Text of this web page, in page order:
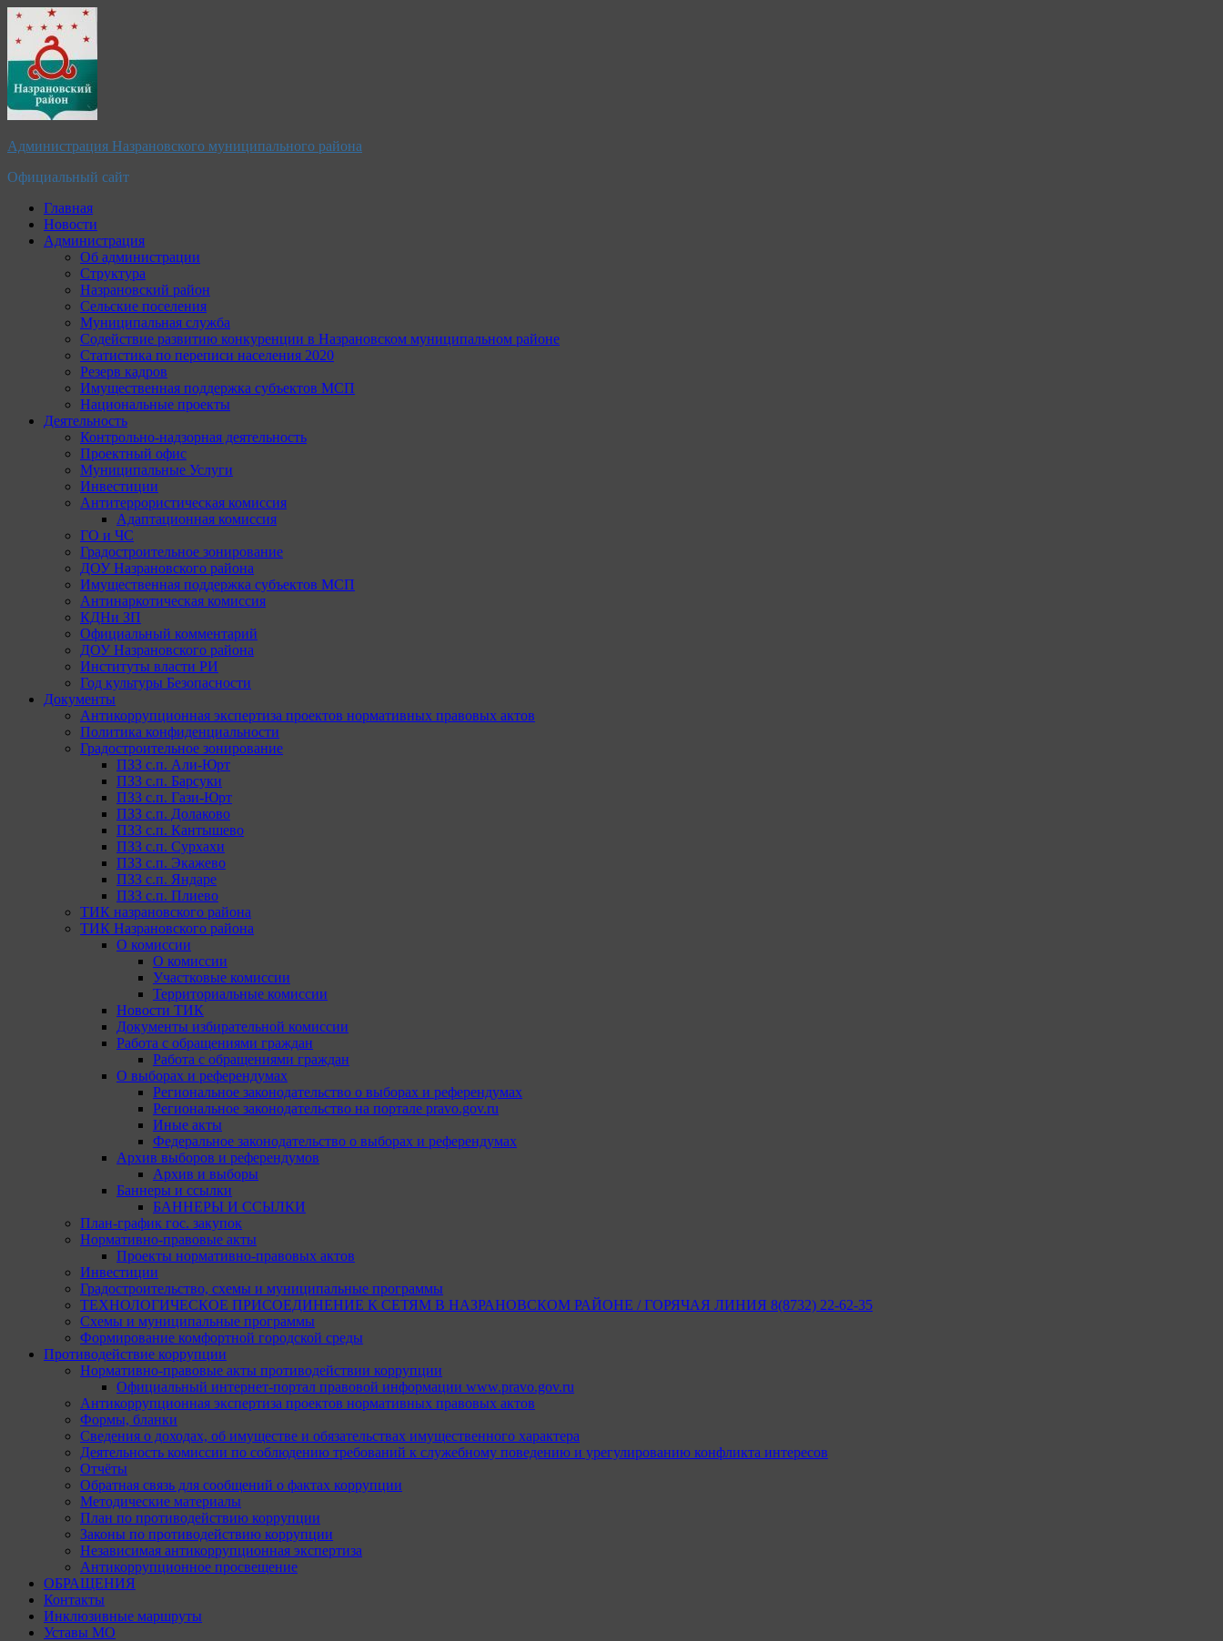
Перейти
содержимому
Администрация Назрановского муниципального района
Официальный сайт
Главная
Новости
Администрация
Об администрации
Структура
Назрановский район
Сельские поселения
Муниципальная служба
Содействие развитию конкуренции в Назрановском муниципальном районе
Статистика по переписи населения 2020
Резерв кадров
Имущественная поддержка субъектов МСП
Национальные проекты
Деятельность
Контрольно-надзорная деятельность
Проектный офис
Муниципальные Услуги
Инвестиции
Антитеррористическая комиссия
Адаптационная комиссия
ГО и ЧС
Градостроительное зонирование
ДОУ Назрановского района
Имущественная поддержка субъектов МСП
Антинаркотическая комиссия
КДНи ЗП
Официальный комментарий
ДОУ Назрановского района
Институты власти РИ
Год культуры Безопасности
Документы
Антикоррупционная экспертиза проектов нормативных правовых актов
Политика конфиденциальности
Градостроительное зонирование
ПЗЗ с.п. Али-Юрт
ПЗЗ с.п. Барсуки
ПЗЗ с.п. Гази-Юрт
ПЗЗ с.п. Долаково
ПЗЗ с.п. Кантышево
ПЗЗ с.п. Сурхахи
ПЗЗ с.п. Экажево
ПЗЗ с.п. Яндаре
ПЗЗ с.п. Плиево
ТИК назрановского района
ТИК Назрановского района
О комиссии
О комиссии
Участковые комиссии
Территориальные комиссии
Новости ТИК
Документы избирательной комиссии
Работа с обращениями граждан
Работа с обращениями граждан
О выборах и референдумах
Региональное законодательство о выборах и референдумах
Региональное законодательство на портале pravo.gov.ru
Иные акты
Федеральное законодательство о выборах и референдумах
Архив выборов и референдумов
Архив и выборы
Баннеры и ссылки
БАННЕРЫ И ССЫЛКИ
План-график гос. закупок
Нормативно-правовые акты
Проекты нормативно-правовых актов
Инвестиции
Градостроительство, схемы и муниципальные программы
ТЕХНОЛОГИЧЕСКОЕ ПРИСОЕДИНЕНИЕ К СЕТЯМ В НАЗРАНОВСКОМ РАЙОНЕ / ГОРЯЧАЯ ЛИНИЯ 8(8732) 22-62-35
Схемы и муниципальные программы
Формирование комфортной городской среды
Противодействие коррупции
Нормативно-правовые акты противодействии коррупции
Официальный интернет-портал правовой информации www.pravo.gov.ru
Антикоррупционная экспертиза проектов нормативных правовых актов
Формы, бланки
Сведения о доходах, об имуществе и обязательствах имущественного характера
Деятельность комиссии по соблюдению требований к служебному поведению и урегулированию конфликта интересов
Отчёты
Обратная связь для сообщений о фактах коррупции
Методические материалы
План по противодействию коррупции
Законы по противодействию коррупции
Независимая антикоррупционная экспертиза
Антикоррупционное просвещение
ОБРАЩЕНИЯ
Контакты
Инклюзивные маршруты
Уставы МО